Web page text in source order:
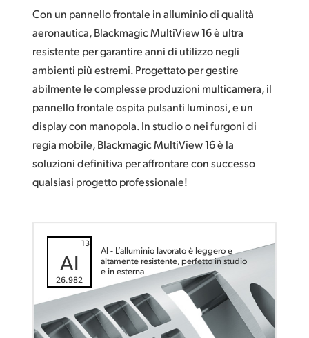
Con un pannello frontale in alluminio di qualità
aeronautica, Blackmagic MultiView 16 è ultra
resistente per garantire anni di utilizzo negli
ambienti più estremi. Progettato per gestire
abilmente le complesse produzioni multicamera, il
pannello frontale ospita pulsanti luminosi, e un
display con manopola. In studio o nei furgoni di
regia mobile, Blackmagic MultiView 16 è la
soluzioni definitiva per affrontare con successo
qualsiasi progetto professionale!
13
AI
26.982
Al - L’alluminio lavorato è leggero e
altamente resistente, perfetto in studio
e in esterna